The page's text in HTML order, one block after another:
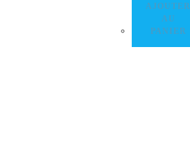
anciens
AJOUTER
AU
PANIER